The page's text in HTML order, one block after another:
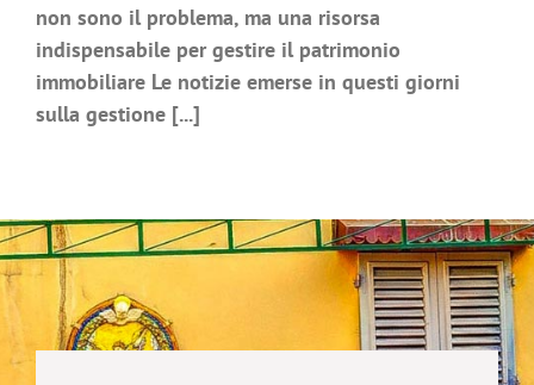
non sono il problema, ma una risorsa
indispensabile per gestire il patrimonio
immobiliare Le notizie emerse in questi giorni
sulla gestione [...]